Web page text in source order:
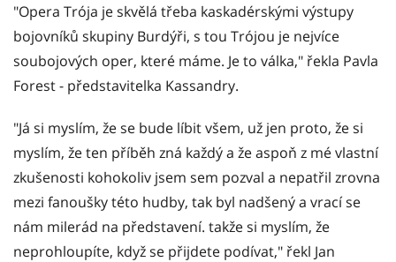
"Opera Trója je skvělá třeba kaskadérskými výstupy
bojovníků skupiny Burdýři, s tou Trójou je nejvíce
soubojových oper, které máme. Je to válka," řekla Pavla
Forest - představitelka Kassandry.
"Já si myslím, že se bude líbit všem, už jen proto, že si
myslím, že ten příběh zná každý a že aspoň z mé vlastní
zkušenosti kohokoliv jsem sem pozval a nepatřil zrovna
mezi fanoušky této hudby, tak byl nadšený a vrací se
nám milerád na představení. takže si myslím, že
neprohloupíte, když se přijdete podívat," řekl Jan